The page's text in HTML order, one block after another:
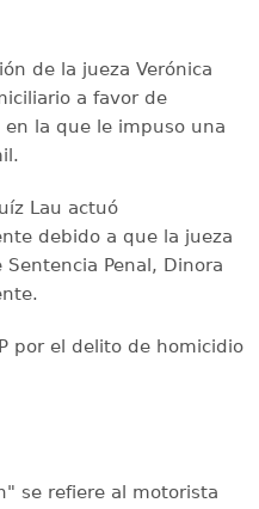
de la jueza Verónica
a favor de
la que le impuso una
Lau actuó
debido a que la jueza
Penal, Dinora
por el delito de homicidio
se refiere al motorista